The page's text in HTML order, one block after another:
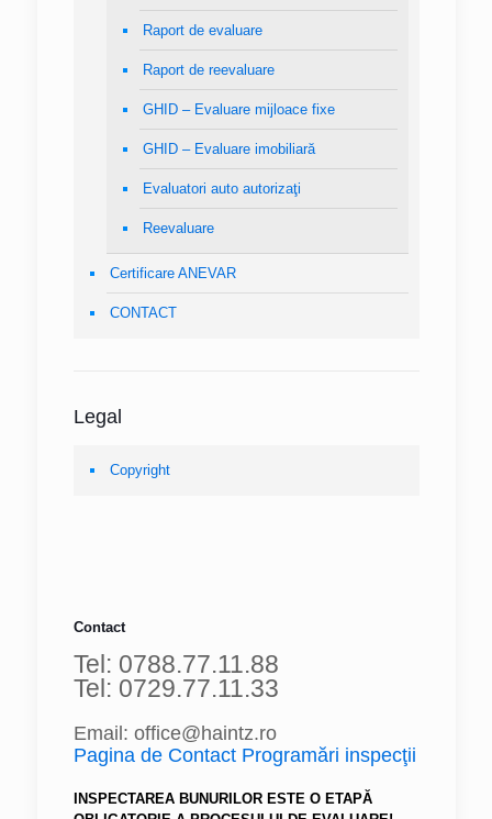
Raport de evaluare
Raport de reevaluare
GHID – Evaluare mijloace fixe
GHID – Evaluare imobiliară
Evaluatori auto autorizaţi
Reevaluare
Certificare ANEVAR
CONTACT
Legal
Copyright
Contact
Tel: 0788.77.11.88
Tel: 0729.77.11.33
Email: office@haintz.ro
Pagina de Contact Programări inspecţii
INSPECTAREA BUNURILOR ESTE O ETAPĂ